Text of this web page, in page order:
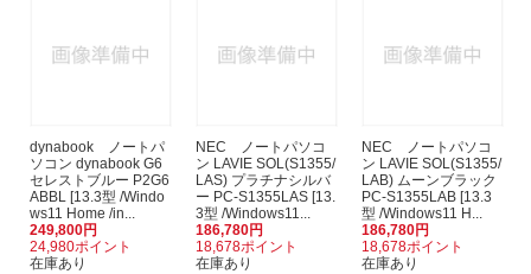
dynabook ノートパ
ソコン dynabook G6
セレストブルー P2G6
ABBL [13.3型 /Windo
ws11 Home /in...
249,800円
24,980ポイント
在庫あり
NEC ノートパソコ
ン LAVIE SOL(S1355/
LAS) プラチナシルバ
ー PC-S1355LAS [13.
3型 /Windows11...
186,780円
18,678ポイント
在庫あり
NEC ノートパソコ
ン LAVIE SOL(S1355/
LAB) ムーンブラック
PC-S1355LAB [13.3
型 /Windows11 H...
186,780円
18,678ポイント
在庫あり